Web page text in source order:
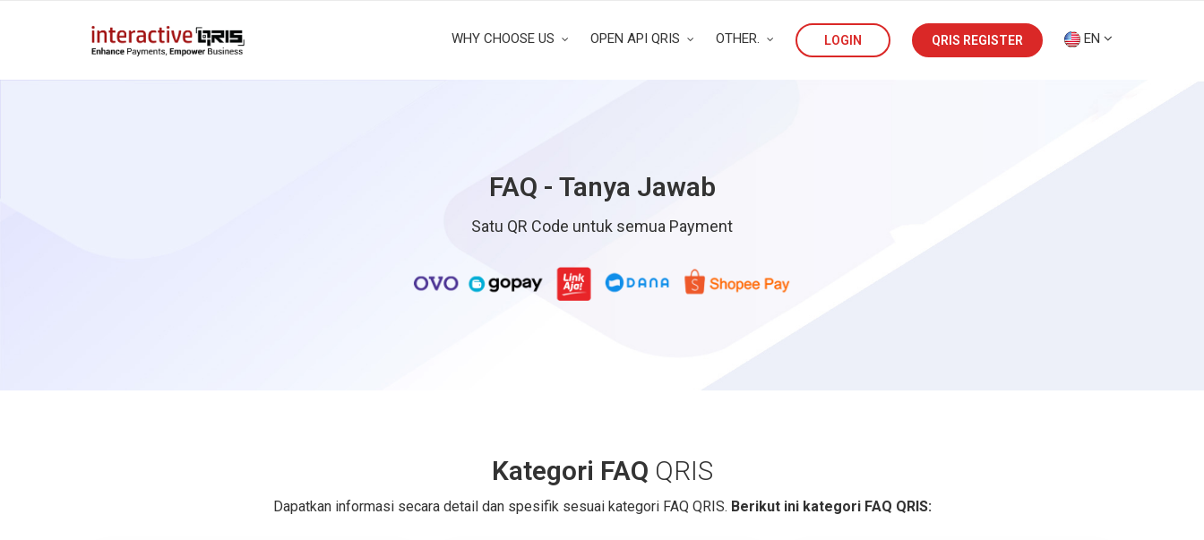
WHY CHOOSE US OPEN API QRIS OTHER. LOGIN QRIS REGISTER EN
FAQ - Tanya Jawab
Satu QR Code untuk semua Payment
Kategori FAQ QRIS
Dapatkan informasi secara detail dan spesifik sesuai kategori FAQ QRIS. Berikut ini kategori FAQ QRIS: